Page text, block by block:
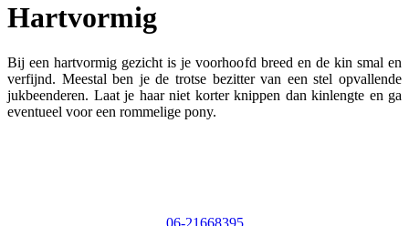
Hartvormig
Bij een hartvormig gezicht is je voorhoofd breed en de kin smal en
verfijnd. Meestal ben je de trotse bezitter van een stel opvallende
jukbeenderen. Laat je haar niet korter knippen dan kinlengte en ga
eventueel voor een rommelige pony.
06-21668395